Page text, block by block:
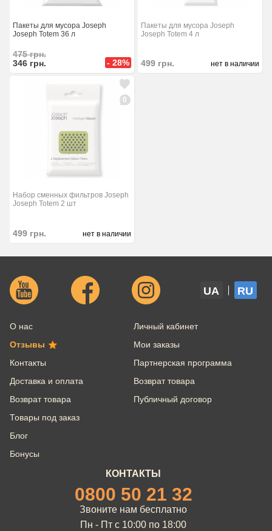
Пакеты для мусора Joseph
Joseph Totem 36 л
475грн.
346 грн. - 28%
Пакеты для мусора Joseph
Joseph Totem 4 л
499 грн. нет в наличии
0
Набор сменных фильтров Joseph
Joseph Totem 2 шт
499 грн. нет в наличии
UA RU
О нас
Отзывы
Контакты
Доставка и оплата
Возврат товара
Товары под заказ
Блог
Бонусы
Личный кабинет
Мои заказы
Партнерская программа
Возврат товара
Публичный договор
КОНТАКТЫ
0800 50 21 32
Звоните нам бесплатно
Пн - Пт с 10:00 по 18:00